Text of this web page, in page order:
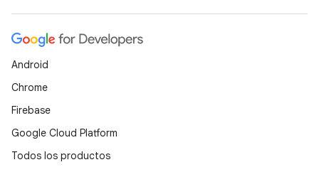
Android
Chrome
Firebase
Google Cloud Platform
Todos los productos